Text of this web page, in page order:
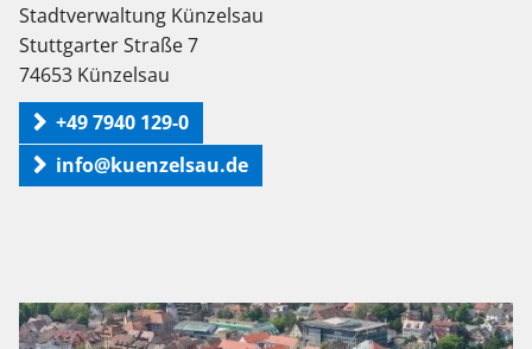
Stadtverwaltung Künzelsau
Stuttgarter Straße 7
74653 Künzelsau
+49 7940 129-0
info@kuenzelsau.de